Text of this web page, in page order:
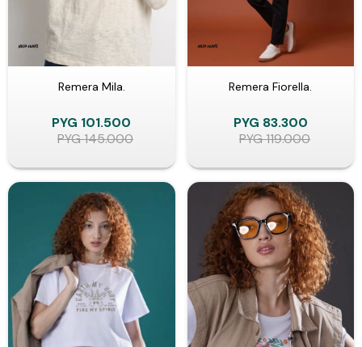
Remera Mila.
PYG 101.500
PYG145.000
Remera Fiorella.
PYG 83.300
PYG119.000